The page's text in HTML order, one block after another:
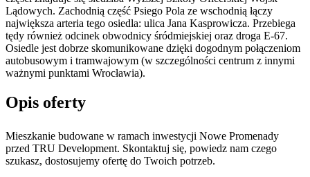
Lądowych. Zachodnią część Psiego Pola ze wschodnią łączy
największa arteria tego osiedla: ulica Jana Kasprowicza. Przebiega
tędy również odcinek obwodnicy śródmiejskiej oraz droga E-67.
Osiedle jest dobrze skomunikowane dzięki dogodnym połączeniom
autobusowym i tramwajowym (w szczególności centrum z innymi
ważnymi punktami Wrocławia).
Opis oferty
Mieszkanie budowane w ramach inwestycji Nowe Promenady
przed TRU Development. Skontaktuj się, powiedz nam czego
szukasz, dostosujemy ofertę do Twoich potrzeb.